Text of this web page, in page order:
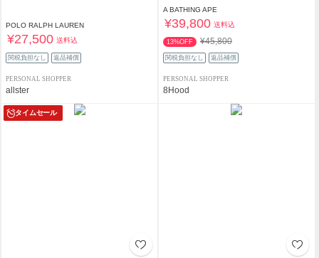
POLO RALPH LAUREN
¥27,500 送料込
関税負担なし 返品補償
PERSONAL SHOPPER
allster
A BATHING APE
¥39,800 送料込
13%OFF ¥45,800
関税負担なし 返品補償
PERSONAL SHOPPER
8Hood
タイムセール